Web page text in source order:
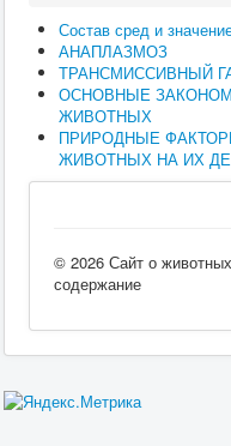
Состав сред и
АНАПЛАЗМОЗ
ТРАНСМИССИВНЫЙ
ОСНОВНЫЕ
ЖИВОТНЫХ
ПРИРОДНЫЕ
ЖИВОТНЫХ НА ИХ
© 2026 Сайт о
содержание